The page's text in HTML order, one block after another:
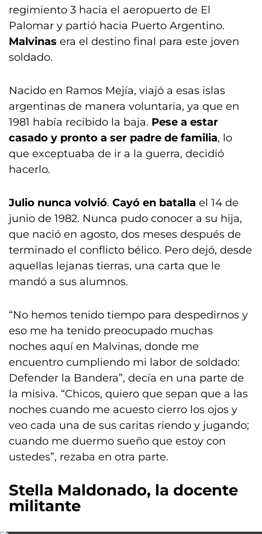
regimiento 3 hacia el aeropuerto de El
Palomar y partió hacia Puerto Argentino.
Malvinas era el destino final para este joven
soldado.
Nacido en Ramos Mejía, viajó a esas islas
argentinas de manera voluntaria, ya que en
1981 había recibido la baja. Pese a estar
casado y pronto a ser padre de familia, lo
que exceptuaba de ir a la guerra, decidió
hacerlo.
Julio nunca volvió. Cayó en batalla el 14 de
junio de 1982. Nunca pudo conocer a su hija,
que nació en agosto, dos meses después de
terminado el conflicto bélico. Pero dejó, desde
aquellas lejanas tierras, una carta que le
mandó a sus alumnos.
“No hemos tenido tiempo para despedirnos y
eso me ha tenido preocupado muchas
noches aquí en Malvinas, donde me
encuentro cumpliendo mi labor de soldado:
Defender la Bandera”, decía en una parte de
la misiva. “Chicos, quiero que sepan que a las
noches cuando me acuesto cierro los ojos y
veo cada una de sus caritas riendo y jugando;
cuando me duermo sueño que estoy con
ustedes”, rezaba en otra parte.
Stella Maldonado, la docente
militante